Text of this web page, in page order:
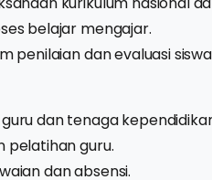
belajar mengajar.
penilaian dan evaluasi
dan tenaga
pelatihan guru.
dan absensi.